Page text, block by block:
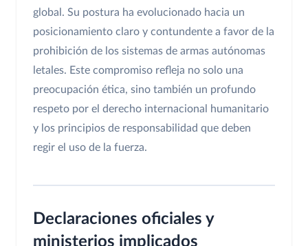
global. Su postura ha evolucionado hacia un
posicionamiento claro y contundente a favor de la
prohibición de los sistemas de armas autónomas
letales. Este compromiso refleja no solo una
preocupación ética, sino también un profundo
respeto por el derecho internacional humanitario
y los principios de responsabilidad que deben
regir el uso de la fuerza.
Declaraciones oficiales y
ministerios implicados